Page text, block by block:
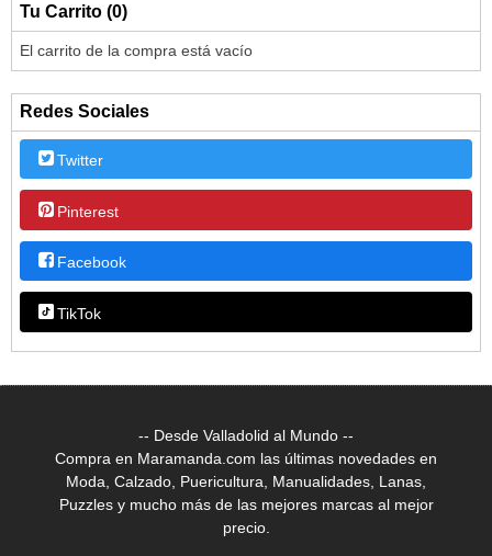
Tu Carrito (0)
El carrito de la compra está vacío
Redes Sociales
Twitter
Pinterest
Facebook
TikTok
-- Desde Valladolid al Mundo --
Compra en Maramanda.com las últimas novedades en
Moda, Calzado, Puericultura, Manualidades, Lanas,
Puzzles y mucho más de las mejores marcas al mejor
precio.